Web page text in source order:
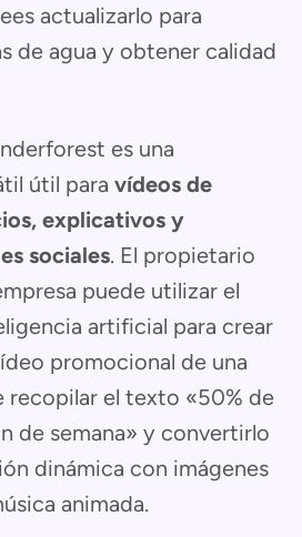
actualizarlo para
de agua y obtener calidad
es una
útil para vídeos de
explicativos y
sociales. El propietario
puede utilizar el
artificial para crear
promocional de una
recopilar el texto «50% de
de semana» y convertirlo
dinámica con imágenes
animada.